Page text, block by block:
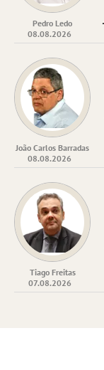
Pedro Ledo
08.08.2026
João Carlos Barradas
08.08.2026
Tiago Freitas
07.08.2026